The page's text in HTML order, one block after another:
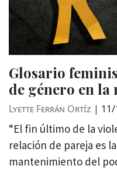
Glosario
de género en
Lyette Ferrán Ortíz |
“El fin último de la
relación de pareja es
mantenimiento del